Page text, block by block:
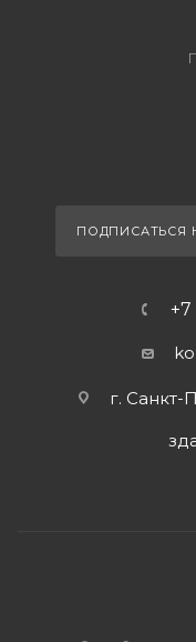
ПОДПИСАТЬСЯ
+7
г. Санкт-